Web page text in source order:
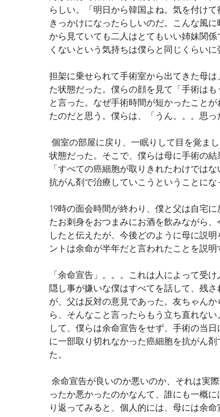
らしい。「明日から韓国よね。気を付け
きっかけになったらしいのだ。こんな風
から見ていても二人はとてもいい姉妹関
くないという気持ちは僕らと同じくらい
担架に乗せられて手術室から出てきた母
た状態だった。僕らの顔を見て「手術は
と言った。なぜ手術時間が短かったこと
たのだと思う。僕らは、「うん。。。思
個室の部屋に戻り、一眠りして目を覚ま
状態だった。そこで、僕らは母に手術の
「すべての癌細胞が取りきれたわけでは
抗がん剤で治療していこうということに
19時の面会時間が終わり、僕と父は自宅
たお刺身をおつまみにお酒を飲みながら
したと伝えたが、今後どのように母に説
ントは余命が半年だと言われたことを説
「余命宣告」。。。これは人によって受
隠し事が嫌いな僕はすべてを話して、残
が、父は反対の意見であった。友ちゃん
ら、そんなこと言ったらもう立ち直れな
して、僕らは余命宣告をせず、手術の当
に一部取り切れなかった癌細胞を抗がん
た。
余命宣告が良いのか悪いのか、それは実
ったか悪かったのかなんて、誰にも一概
り返ってみると、個人的には、母には余